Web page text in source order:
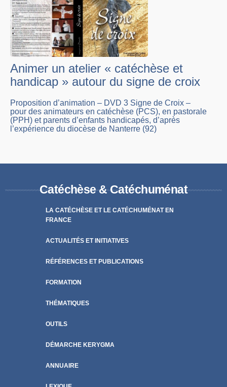
Animer un atelier « catéchèse et
handicap » autour du signe de croix
Proposition d’animation – DVD 3 Signe de Croix –
pour des animateurs en catéchèse (PCS), en pastorale
(PPH) et parents d’enfants handicapés, d’après
l’expérience du diocèse de Nanterre (92)
Catéchèse & Catéchuménat
LA CATÉCHÈSE ET LE CATÉCHUMÉNAT EN
FRANCE
ACTUALITÉS ET INITIATIVES
RÉFÉRENCES ET PUBLICATIONS
FORMATION
THÉMATIQUES
OUTILS
DÉMARCHE KERYGMA
ANNUAIRE